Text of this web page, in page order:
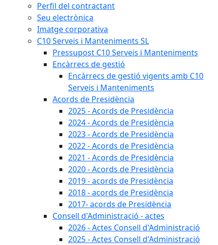
Perfil del contractant
Seu electrònica
Imatge corporativa
C10 Serveis i Manteniments SL
Pressupost C10 Serveis i Manteniments
Encàrrecs de gestió
Encàrrecs de gestió vigents amb C10
Serveis i Manteniments
Acords de Presidència
2025 - Acords de Presidència
2024 - Acords de Presidència
2023 - Acords de Presidència
2022 - Acords de Presidència
2021 - Acords de Presidència
2020 - Acords de Presidència
2019 - acords de Presidència
2018 - acords de Presidència
2017- acords de Presidència
Consell d'Administració - actes
2026 - Actes Consell d'Administració
2025 - Actes Consell d'Administració